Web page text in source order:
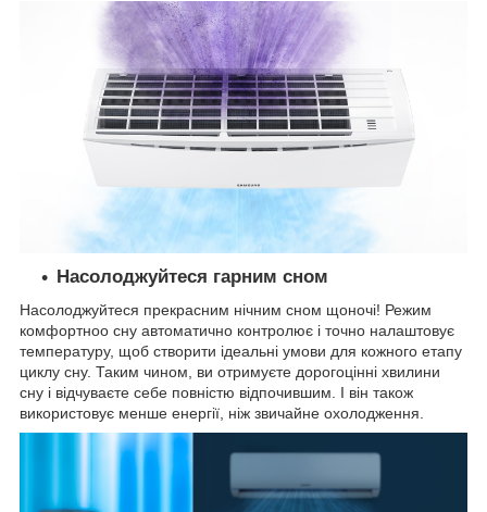
Насолоджуйтеся гарним сном
Насолоджуйтеся прекрасним нічним сном щоночі! Режим
комфортноо сну автоматично контролює і точно налаштовує
температуру, щоб створити ідеальні умови для кожного етапу
циклу сну. Таким чином, ви отримуєте дорогоцінні хвилини
сну і відчуваєте себе повністю відпочившим. І він також
використовує менше енергії, ніж звичайне охолодження.